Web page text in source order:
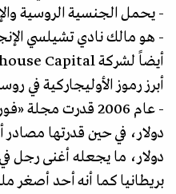
- يحمل الجنسية الروسية
- هو مالك نادي تشيلسي
أبرز رموز الأوليجاركية في
دولار، ما يجعله أغنى رجل
بريطانيا كما أنه أحد أصغر